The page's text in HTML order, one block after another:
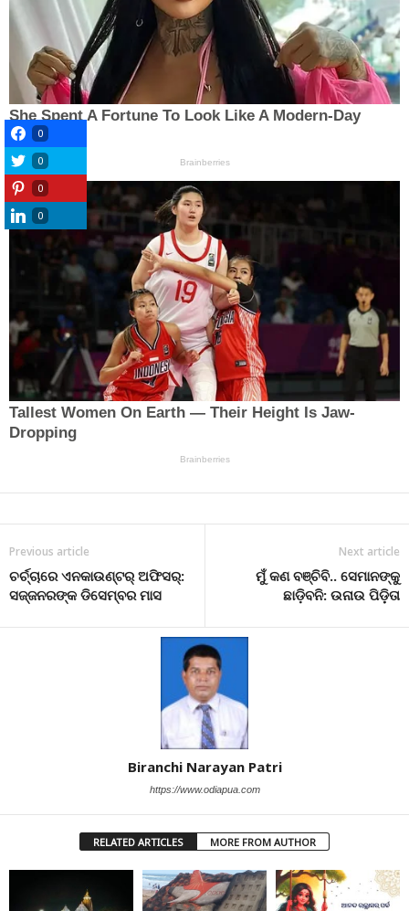
Previous article
ଚର୍ଚ୍ଚାରେ ଏନକାଉଣ୍ଟର୍ ଅଫିସର୍:
ସଜ୍ଜନରଙ୍କ ଡିସେମ୍ବର ମାସ
Next article
ମୁଁ କଣ ବଞ୍ଚିବି.. ସେମାନଙ୍କୁ
ଛାଡ଼ିବନି: ଉନାଉ ପିଡ଼ି଼ତା
Biranchi Narayan Patri
https://www.odiapua.com
RELATED ARTICLES MORE FROM AUTHOR
0
0
0
0